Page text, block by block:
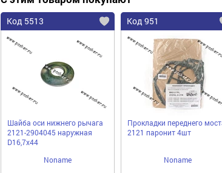
Код 5513
Шайба оси нижнего рычага
2121-2904045 наружная
D16,7х44
Noname
Код 951
Прокладки переднего
2121 паронит 4шт
Noname